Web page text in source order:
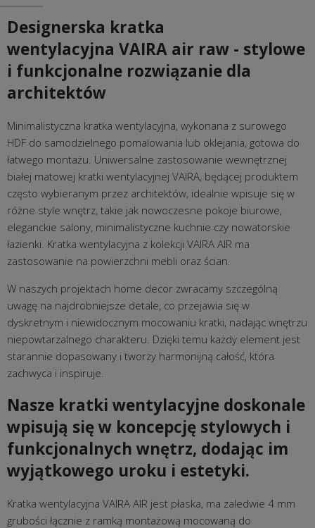
Designerska kratka
wentylacyjna VAIRA air raw - stylowe
i funkcjonalne rozwiązanie dla
architektów
Minimalistyczna kratka wentylacyjna, wykonana z surowego
HDF do samodzielnego pomalowania lub oklejania, gotowa do
łatwego montażu. Uniwersalne zastosowanie wewnętrznej
białej matowej kratki wentylacyjnej VAIRA, będącej produktem
często wybieranym przez architektów, idealnie wpisuje się w
różne style wnętrz, takie jak nowoczesne pokoje biurowe,
eleganckie salony, minimalistyczne kuchnie czy nowatorskie
łazienki. Kratka wentylacyjna z kolekcji VAIRA AIR ma
zastosowanie na powierzchni mebli oraz ścian.
W naszych projektach home decor zwracamy szczególną
uwagę na najdrobniejsze detale, co przejawia się w
dyskretnym i niewidocznym mocowaniu kratki, nadając wnętrzu
niepowtarzalnego charakteru. Dzięki temu każdy element jest
starannie dopasowany i tworzy harmonijną całość, która
zachwyca i inspiruje.
Nasze kratki wentylacyjne doskonale
wpisują się w koncepcję stylowych i
funkcjonalnych wnętrz, dodając im
wyjątkowego uroku i estetyki.
Kratka wentylacyjna VAIRA AIR jest płaska, ma zaledwie 4 mm
grubości łącznie z ramką montażową mocowaną do